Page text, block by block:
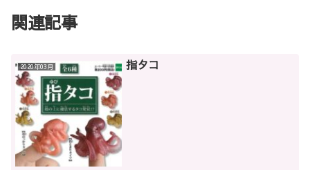
関連記事
2020年03月 指タコ